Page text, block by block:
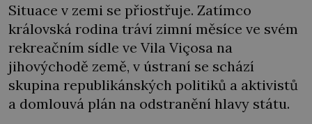
Situace v zemi se přiostřuje. Zatímco
královská rodina tráví zimní měsíce ve svém
rekreačním sídle ve Vila Viçosa na
jihovýchodě země, v ústraní se schází
skupina republikánských politiků a aktivistů
a domlouvá plán na odstranění hlavy státu.